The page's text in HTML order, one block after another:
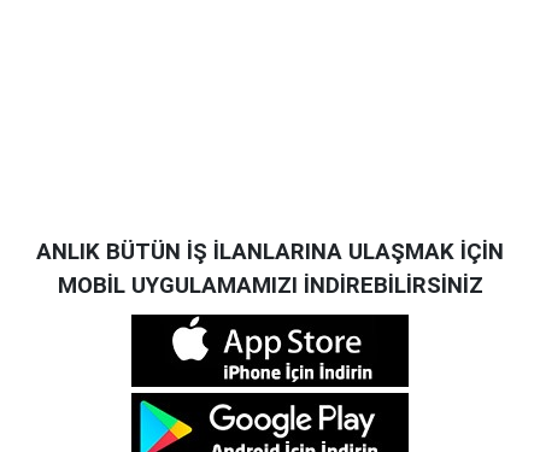
ANLIK BÜTÜN İŞ İLANLARINA ULAŞMAK İÇİN
MOBİL UYGULAMAMIZI İNDİREBİLİRSİNİZ